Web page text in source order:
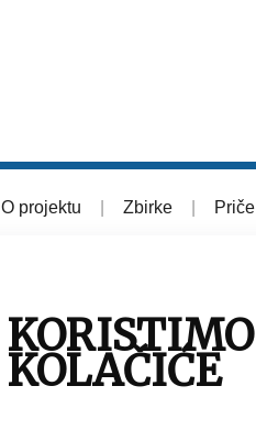
O projektu Zbirke Priče
KORISTIMO
KOLAČIĆE